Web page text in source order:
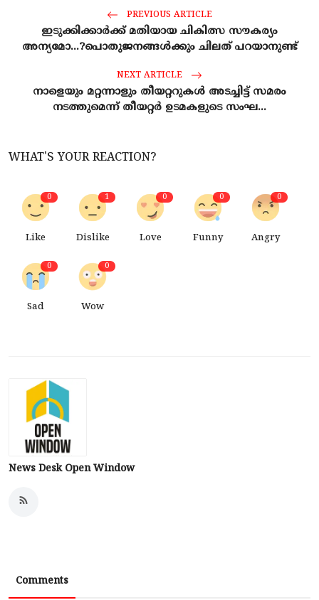
PREVIOUS ARTICLE
ഇടുക്കിക്കാർക്ക് മതിയായ ചികിത്സ സൗകര്യം
അന്യമോ...?പൊതുജനങ്ങൾക്കും ചിലത് പറയാനുണ്ട്
NEXT ARTICLE
നാളെയും മറ്റന്നാളും തീയറ്ററുകൾ അടച്ചിട്ട് സമരം
നടത്തുമെന്ന് തീയറ്റർ ഉടമകളുടെ സംഘ...
WHAT'S YOUR REACTION?
0
Like
1
Dislike
0
Love
0
Funny
0
Angry
0
Sad
0
Wow
News Desk Open Window
Comments